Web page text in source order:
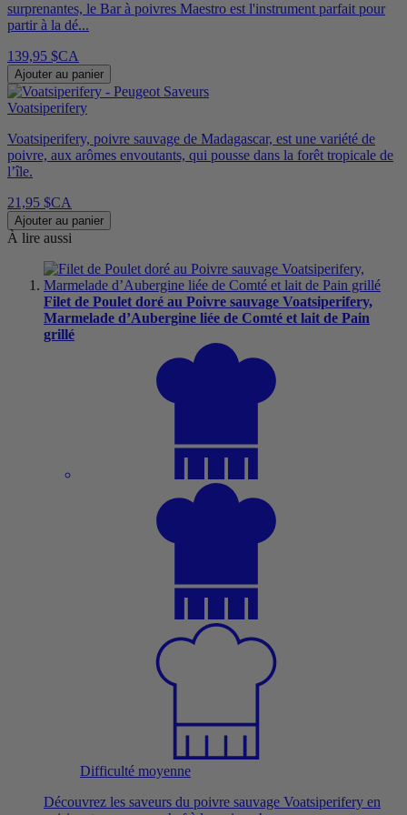
surprenantes, le Bar à poivres Maestro est l'instrument parfait pour
partir à la dé...
139,95 $CA
Ajouter au panier
Voatsiperifery
Voatsiperifery, poivre sauvage de Madagascar, est une variété de
poivre, aux arômes envoutants, qui pousse dans la forêt tropicale de
l’île.
21,95 $CA
Ajouter au panier
À lire aussi
Filet de Poulet doré au Poivre sauvage Voatsiperifery,
Marmelade d’Aubergine liée de Comté et lait de Pain
grillé
Difficulté moyenne
Découvrez les saveurs du poivre sauvage Voatsiperifery en